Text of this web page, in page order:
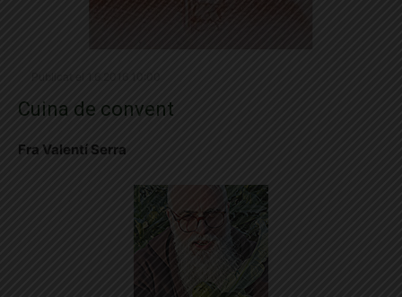
Cuina de convent
Fra Valentí Serra